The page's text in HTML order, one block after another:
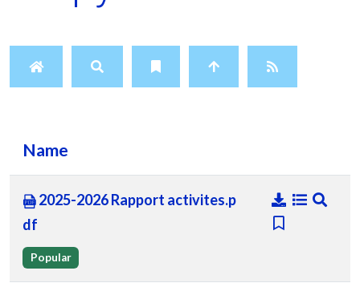
Name
2025-2026 Rapport activites.p
df
Popular